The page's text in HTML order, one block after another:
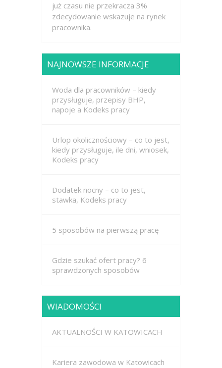
już czasu nie przekracza 3%
zdecydowanie wskazuje na rynek
pracownika.
NAJNOWSZE INFORMACJE
Woda dla pracowników – kiedy
przysługuje, przepisy BHP,
napoje a Kodeks pracy
Urlop okolicznościowy – co to jest,
kiedy przysługuje, ile dni, wniosek,
Kodeks pracy
Dodatek nocny – co to jest,
stawka, Kodeks pracy
5 sposobów na pierwszą pracę
Gdzie szukać ofert pracy? 6
sprawdzonych sposobów
WIADOMOŚCI
AKTUALNOŚCI W KATOWICACH
Kariera zawodowa w Katowicach